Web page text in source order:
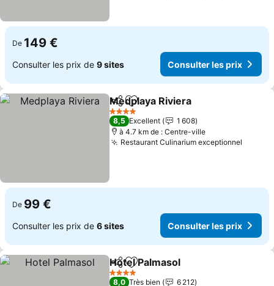
De 149 €
Consulter les prix de 9 sites Consulter les prix
PartagerAjouter à mes favoris
Medplaya Riviera
4 Étoiles
8,5 Excellent
1 608
à 4.7 km de : Centre-ville
Restaurant Culinarium exceptionnel
De 99 €
Consulter les prix de 6 sites Consulter les prix
PartagerAjouter à mes favoris
Hotel Palmasol
4 Étoiles
8,0 Très bien
6 212